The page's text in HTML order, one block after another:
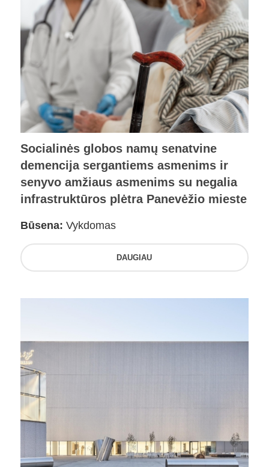
Socialinės globos namų senatvine
demencija sergantiems asmenims ir
senyvo amžiaus asmenims su negalia
infrastruktūros plėtra Panevėžio mieste
Būsena: Vykdomas
DAUGIAU